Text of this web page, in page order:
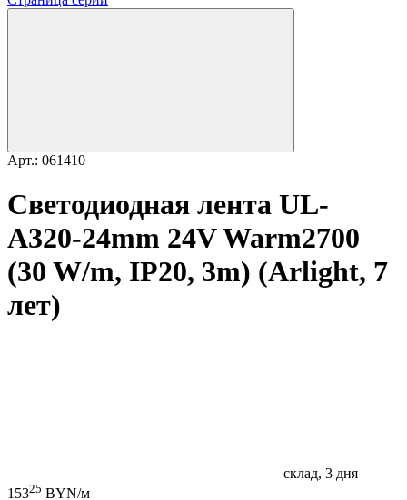
Арт.: 061410
Светодиодная лента UL-
A320-24mm 24V Warm2700
(30 W/m, IP20, 3m) (Arlight, 7
лет)
склад, 3 дня
15325 BYN/м